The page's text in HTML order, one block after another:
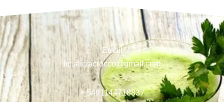
Email
lic.aliciacrocco@gmail.com
+ 5491144718837